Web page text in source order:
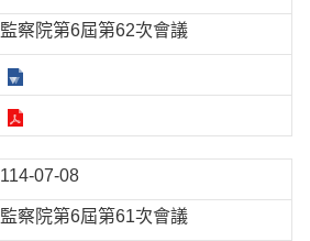
監察院第6屆第62次會議
114-07-08
監察院第6屆第61次會議